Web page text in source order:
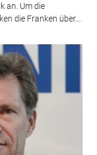
an. Um die
die Franken über...